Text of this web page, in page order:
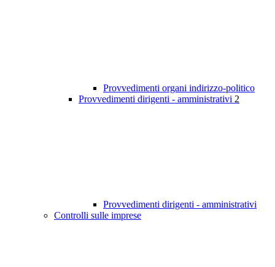
Provvedimenti organi indirizzo-politico
Provvedimenti dirigenti - amministrativi 2
Provvedimenti dirigenti - amministrativi
Controlli sulle imprese